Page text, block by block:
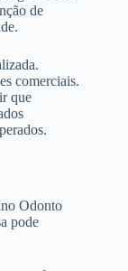
de
comerciais.
que
Odonto
pode